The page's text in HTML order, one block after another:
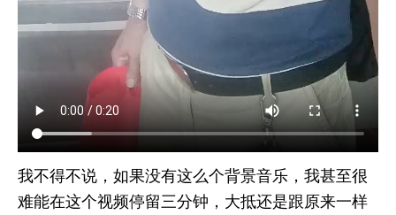
我不得不说，如果没有这么个背景音乐，我甚至很
难能在这个视频停留三分钟，大抵还是跟原来一样